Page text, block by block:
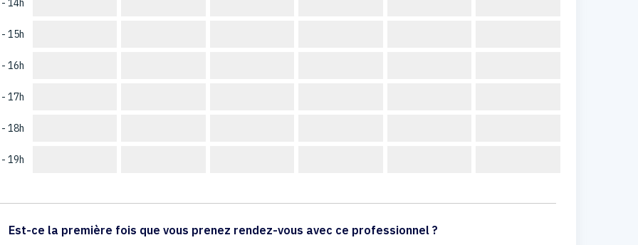
14h
15h
16h
17h
18h
19h
Est-ce la première fois que vous prenez rendez-vous avec ce professionnel ?